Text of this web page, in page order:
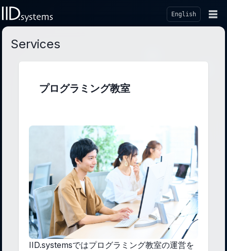
English ☰
Services
プログラミング教室
IID.systemsではプログラミング教室の運営を